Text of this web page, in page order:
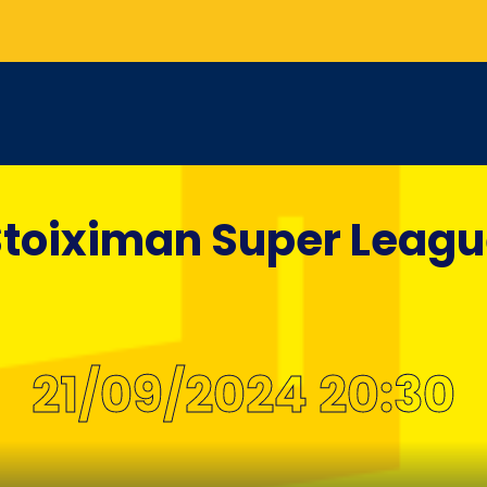
Super
21/09/2024 20:30